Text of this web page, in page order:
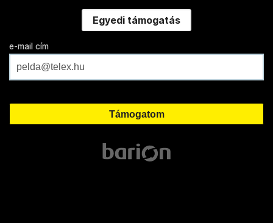
Egyedi támogatás
e-mail cím